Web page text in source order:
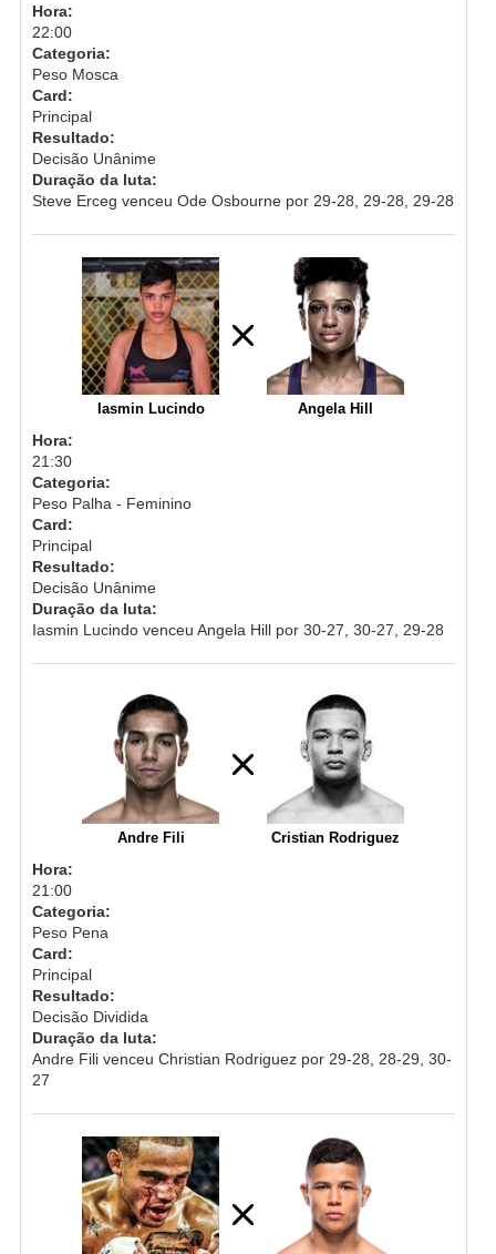
Hora:
22:00
Categoria:
Peso Mosca
Card:
Principal
Resultado:
Decisão Unânime
Duração da luta:
Steve Erceg venceu Ode Osbourne por 29-28, 29-28, 29-28
Iasmin Lucindo Angela Hill
Hora:
21:30
Categoria:
Peso Palha - Feminino
Card:
Principal
Resultado:
Decisão Unânime
Duração da luta:
Iasmin Lucindo venceu Angela Hill por 30-27, 30-27, 29-28
Andre Fili Cristian Rodriguez
Hora:
21:00
Categoria:
Peso Pena
Card:
Principal
Resultado:
Decisão Dividida
Duração da luta:
Andre Fili venceu Christian Rodriguez por 29-28, 28-29, 30-
27